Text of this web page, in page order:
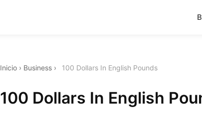
Inicio › Business › 100 Dollars In English Pounds
100 Dollars In English